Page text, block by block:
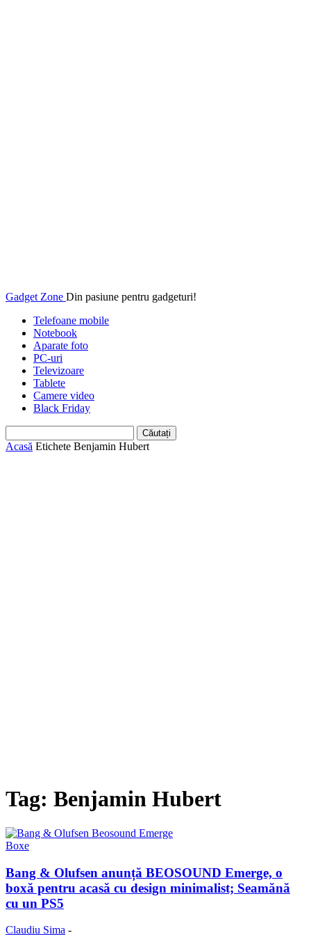
Gadget Zone Din pasiune pentru gadgeturi!
Telefoane mobile
Notebook
Aparate foto
PC-uri
Televizoare
Tablete
Camere video
Black Friday
Acasă Etichete Benjamin Hubert
Tag: Benjamin Hubert
Boxe
Bang & Olufsen anunță BEOSOUND Emerge, o
boxă pentru acasă cu design minimalist; Seamănă
cu un PS5
Claudiu Sima -